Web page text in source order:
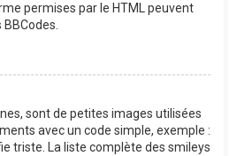
permises par le HTML peuvent
sont de petites images utilisées
avec un code simple, exemple :
triste. La liste complète des smileys